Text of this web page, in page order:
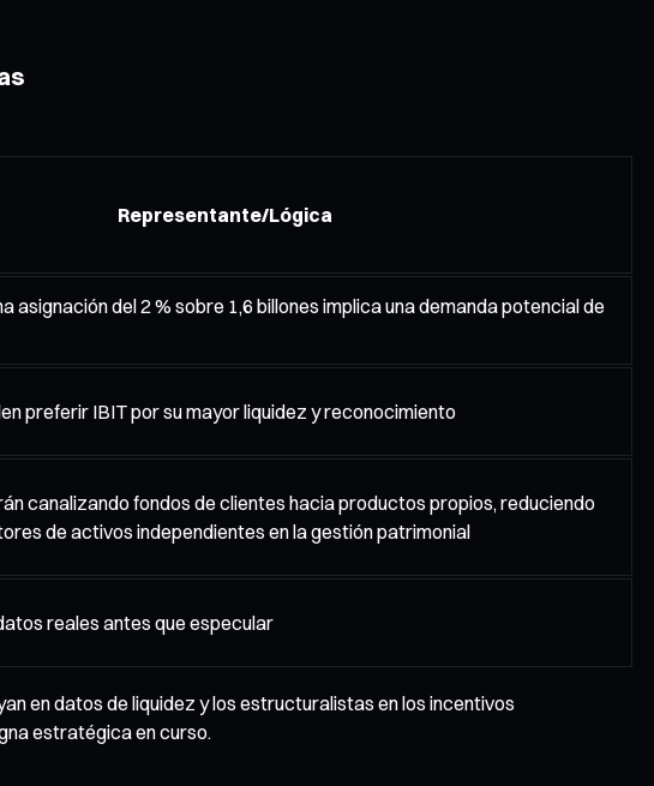
Representante/Lógica
asignación del 2 % sobre 1,6 billones implica una demanda potencial de
preferir IBIT por su mayor liquidez y reconocimiento
canalizando fondos de clientes hacia productos propios, reduciendo
de activos independientes en la gestión patrimonial
reales antes que especular
en datos de liquidez y los estructuralistas en los incentivos
estratégica en curso.